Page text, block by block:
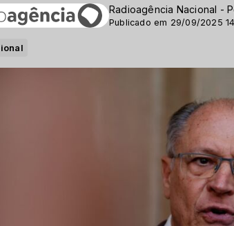
Radioagência Nacional -
Publicado em 29/09/2025